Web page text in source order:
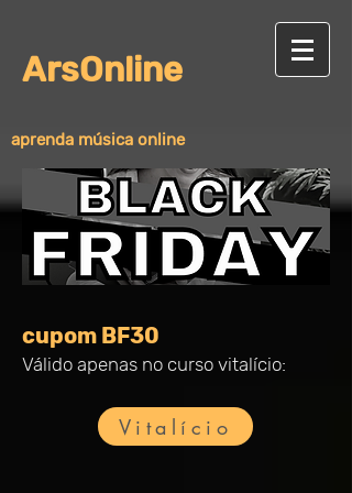
ArsOnline
aprenda música online
cupom BF30
Válido apenas no curso vitalício:
Vitalício